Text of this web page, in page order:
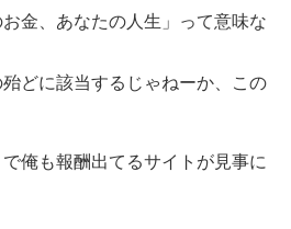
金、あなたの人生」って意味な
どに該当するじゃねーか、この
俺も報酬出てるサイトが見事に